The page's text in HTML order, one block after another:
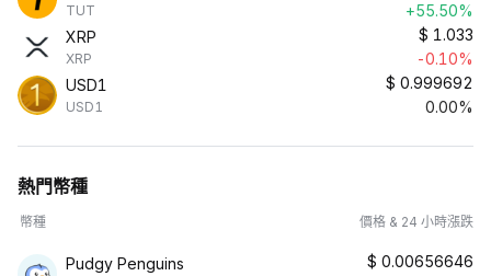
TUT
+55.50%
XRP
XRP
$ 1.033
-0.10%
USD1
USD1
$ 0.999692
0.00%
熱門幣種
幣種 價格 & 24 小時漲跌
Pudgy Penguins $ 0.00656646